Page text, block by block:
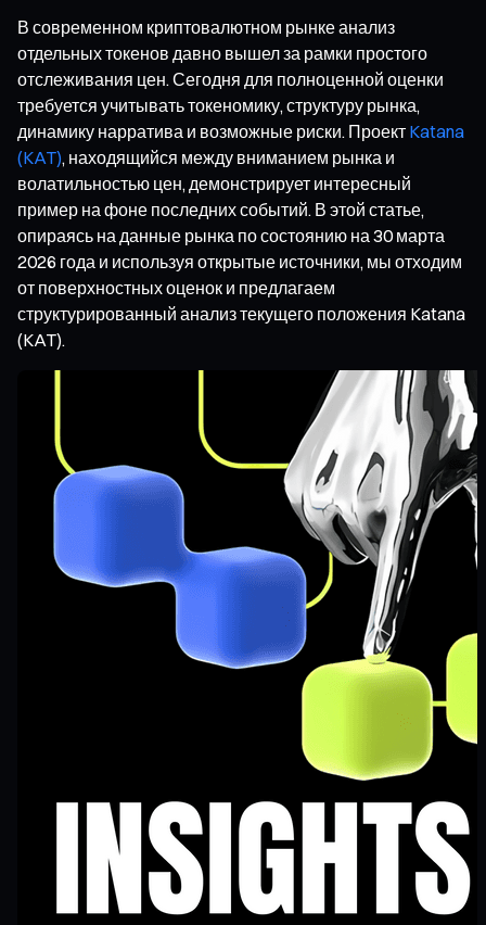
В современном криптовалютном рынке анализ
отдельных токенов давно вышел за рамки простого
отслеживания цен. Сегодня для полноценной оценки
требуется учитывать токеномику, структуру рынка,
динамику нарратива и возможные риски. Проект Katana
(KAT), находящийся между вниманием рынка и
волатильностью цен, демонстрирует интересный
пример на фоне последних событий. В этой статье,
опираясь на данные рынка по состоянию на 30 марта
2026 года и используя открытые источники, мы отходим
от поверхностных оценок и предлагаем
структурированный анализ текущего положения Katana
(KAT).